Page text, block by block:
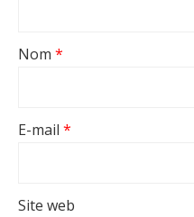
Nom *
E-mail *
Site web